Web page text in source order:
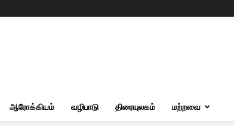
ஆரோக்கியம் வழிபாடு திரையுலகம் மற்றவை